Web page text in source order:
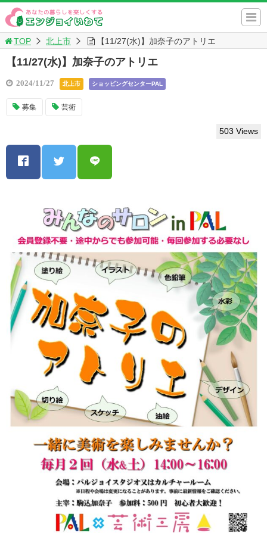
TOP 北上市 【11/27(水)】加奈子のアトリエ
【11/27(水)】加奈子のアトリエ
2024/11/27 北上市 ショッピングセンターPAL
募集 芸術
503 Views